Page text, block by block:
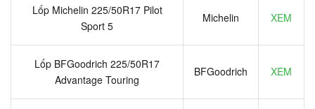
Lốp Michelin 225/50R17 Pilot
Sport 5
Michelin XEM
Lốp BFGoodrich 225/50R17
Advantage Touring
BFGoodrich XEM